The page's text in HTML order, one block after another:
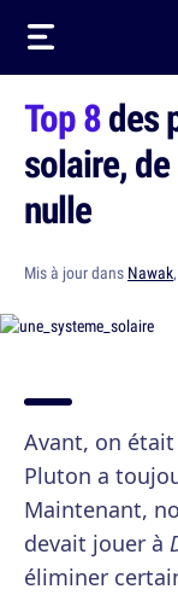
Top 8des
solaire,
nulle
Mis à jour dans Nawak
Avant, on
Pluton a
Maintenant,
devait jouer à
éliminer